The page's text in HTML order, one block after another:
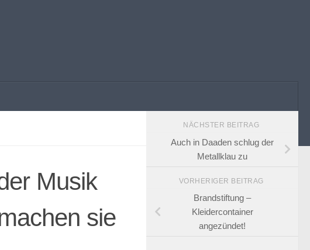
Musik
sie
NÄCHSTER BEITRAG
Auch in Daaden schlug der
Metallklau zu
VORHERIGER BEITRAG
Brandstiftung –
Kleidercontainer
angezündet!